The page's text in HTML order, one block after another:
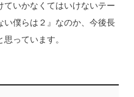
ていかなくてはいけないテー
い僕らは２』なのか、今後長
っています。